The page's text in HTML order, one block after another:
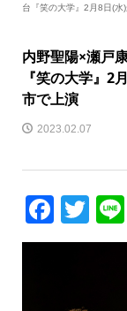
台『笑の大学』2月8日(
内野聖陽×瀬戸
『笑の大学』2
市で上演
2023.02.07